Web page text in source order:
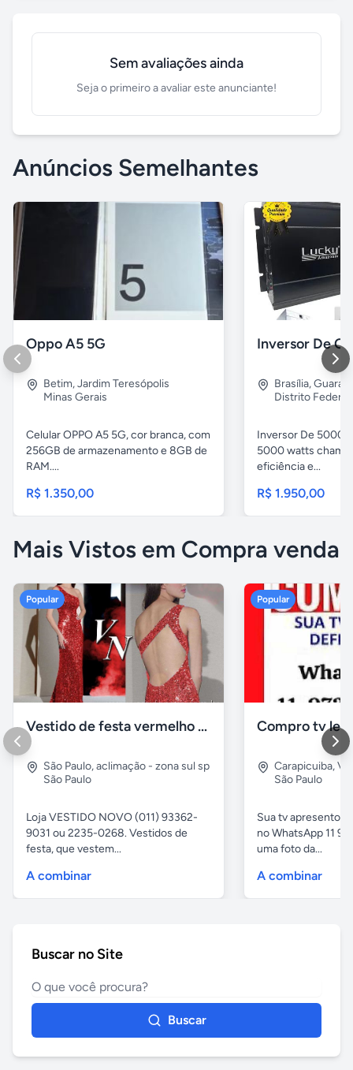
Sem avaliações ainda
Seja o primeiro a avaliar este anunciante!
Anúncios Semelhantes
Oppo A5 5G
Betim,Jardim Teresópolis
Minas Gerais
Celular OPPO A5 5G, cor branca, com
256GB de armazenamento e 8GB de
RAM....
R$ 1.350,00
Brasília,Guara 2
Distrito Federal
Inversor De
5000 watts chama
eficiência e...
R$ 1.950,00
Mais Vistos em Compra venda
Popular
Vestido de festa vermelho com brilho e pedraria
São Paulo,aclimação - zona sul sp
São Paulo
Loja VESTIDO NOVO (011) 93362-
9031 ou 2235-0268. Vestidos de
festa, que vestem...
A combinar
Popular
Compro tv
Carapicuiba,
São Paulo
Sua tv apresentou
no WhatsApp 11
uma foto da...
A combinar
Buscar no Site
Buscar